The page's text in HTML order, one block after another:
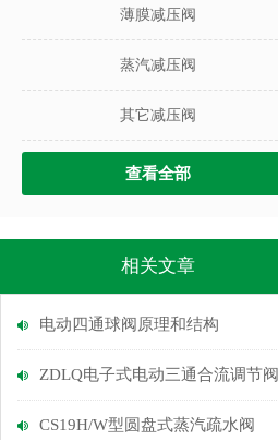
薄膜减压阀
蒸汽减压阀
其它减压阀
查看全部
相关文章
电动四通球阀原理和结构
ZDLQ电子式电动三通合流调节阀
CS19H/W型圆盘式蒸汽疏水阀